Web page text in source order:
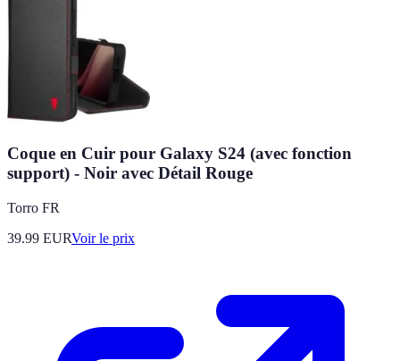
Coque en Cuir pour Galaxy S24 (avec fonction
support) - Noir avec Détail Rouge
Torro FR
39.99 EURVoir le prix